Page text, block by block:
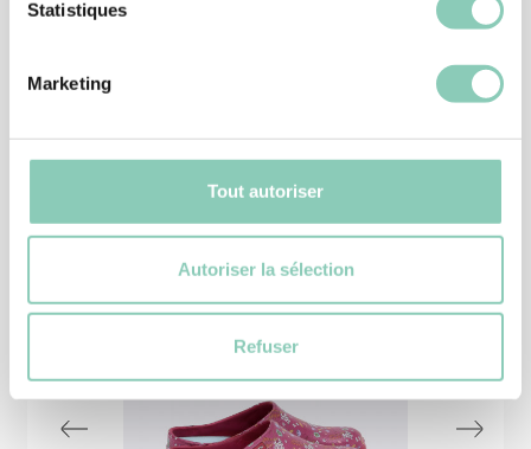
Statistiques
Marketing
Tout autoriser
Autoriser la sélection
Refuser
Produits similaires